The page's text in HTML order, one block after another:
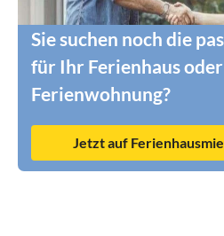
Sie suchen noch die
für Ihr Ferienhaus
Ferienwohnung?
Jetzt auf